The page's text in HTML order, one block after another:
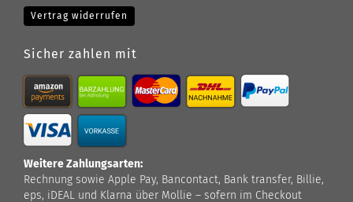
Vertrag widerrufen
Sicher zahlen mit
Weitere Zahlungsarten:
Rechnung sowie Apple Pay, Bancontact, Bank transfer, Billie,
eps, iDEAL und Klarna über Mollie – sofern im Checkout